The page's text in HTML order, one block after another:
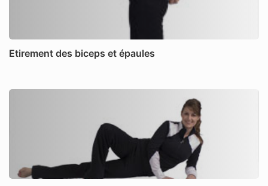
Etirement des biceps et épaules